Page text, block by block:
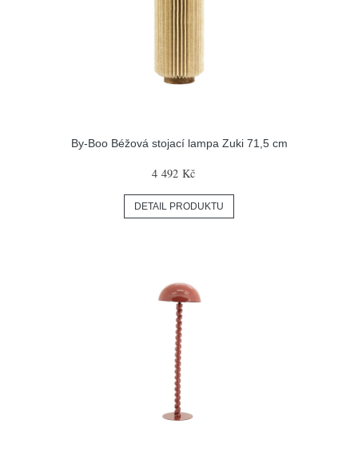
By-Boo Béžová stojací lampa Zuki 71,5 cm
4 492 Kč
DETAIL PRODUKTU